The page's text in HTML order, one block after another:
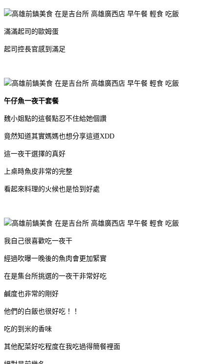
滿滿起司的歐姆蛋
起司控長官感到滿足
午仔魚一夜干套餐
魏小姐點的這餐點忍不住給她個讚
竟然知道其實媽媽也想分享這道XDD
這一夜干選擇的真好
上桌時魚皮非常的完整
看起來料理的火候也是恰到好處
我自己很喜歡吃一夜干
經過吹曝一晚後的魚肉會更加緊實
在是集台所挑選的一夜干非常好吃
鹹度也非常的剛好
他們的白飯也很好吃！！
吃的到米的香味
其他配菜好吃程度在我吃過得簡餐裡面